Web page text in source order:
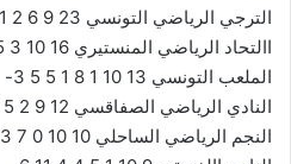
الترجي الرياضي التونسي 23 9 6 2 1 13 7 1-
االتحاد الرياضي المنستيري 16 10 3 5 2 8 5 2-
الملعب التونسي 13 10 1 8 1 5 5 3-
النادي الرياضي الصفاقسي 12 9 2 5 2 6 5 4-
النجم الرياضي الساحلي 10 10 0 7 3 4 7 5-